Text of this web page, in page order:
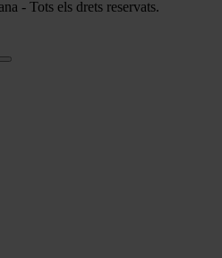
- Tots els drets reservats.
Cerca